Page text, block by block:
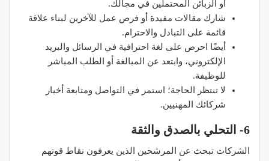
أو الزبائن المحتملين في مجالك.
شارك مقالات مفيدة أو فرص عمل للآخرين لبناء علاقة
قائمة على التبادل والاحترام.
أيضًا احرص على لغة احترافية في الرسائل والبريد
الإلكتروني، وابتعد عن المبالغة أو الطلب المباشر
للوظيفة.
لا تنتظر الحاجة؛ استمر في التواصل ومتابعة أخبار
شركائك المهنيين.
6- التحلي بالصدق والثقة
الشركات تبحث عن المرشحين الذين يعرفون نقاط قوتهم